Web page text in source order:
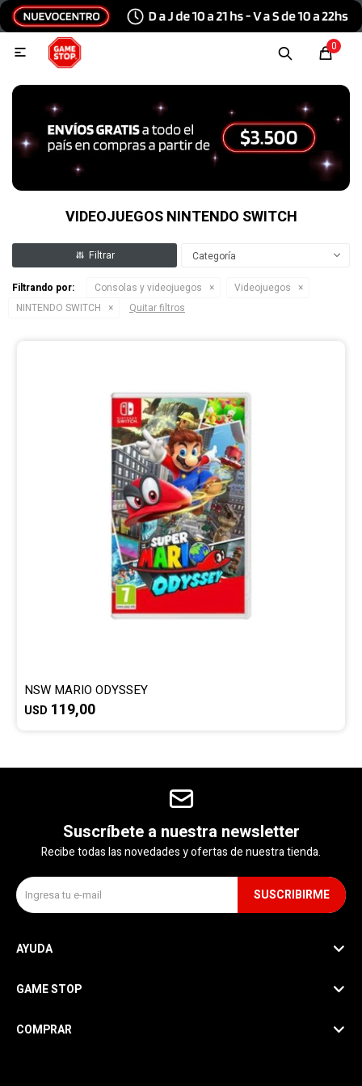
0

VIDEOJUEGOS NINTENDO SWITCH
Categoría
Filtrando por: Consolas y videojuegos
Videojuegos
NINTENDO SWITCH
Quitar filtros
NSW MARIO ODYSSEY
USD 119,00
Suscríbete a nuestra newsletter
Recibe todas las novedades y ofertas de nuestra tienda.
SUSCRIBIRME
AYUDA
GAME STOP
COMPRAR
Menu Escribinos
Tecnología e Informática
Audio y video
Conexiones